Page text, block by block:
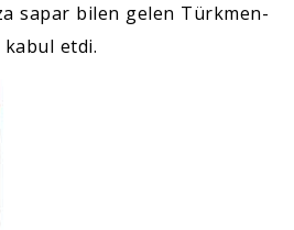
sapar bilen gelen Türkmen-
etdi.